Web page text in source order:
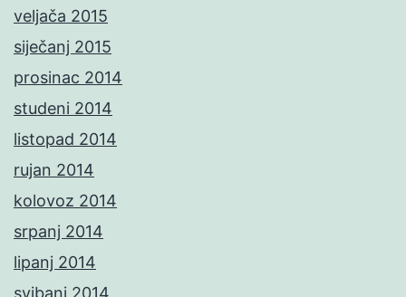
veljača 2015
siječanj 2015
prosinac 2014
studeni 2014
listopad 2014
rujan 2014
kolovoz 2014
srpanj 2014
lipanj 2014